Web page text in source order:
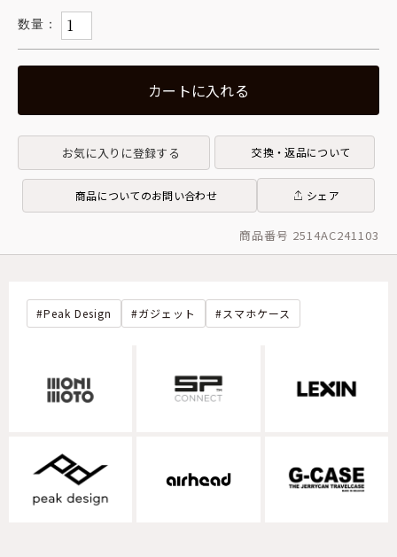
カートに入れる
お気に入りに登録する 交換・返品について
商品についてのお問い合わせ シェア
商品番号 2514AC241103
Peak Design ガジェット スマホケース